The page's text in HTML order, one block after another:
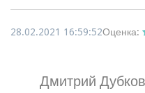
28.02.2021 16:59:52Оценка:
Дмитрий Дубков